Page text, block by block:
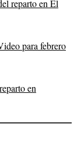
reparto en El
para febrero
en